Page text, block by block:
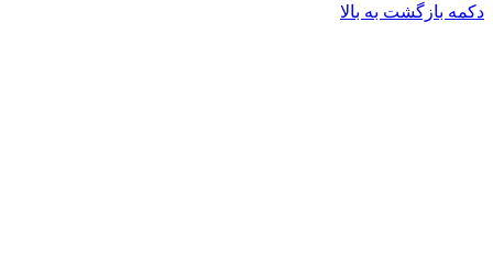
دکمه بازگشت به بالا